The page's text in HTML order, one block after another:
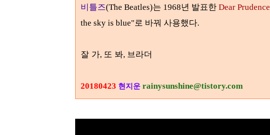
비틀즈(The Beatles)는 1968년 발표한 Dear Prudence
the sky is blue"로 바꿔 사용했다.
잘 가, 또 봐, 브라더
20180423 현지운 rainysunshine@tistory.com